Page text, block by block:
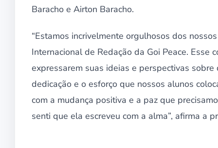
Baracho e Airton Baracho.
“Estamos incrivelmente orgulhosos dos
Internacional de Redação da Goi Peace.
expressarem suas ideias e perspectivas
dedicação e o esforço que nossos alunos
com a mudança positiva e a paz que
senti que ela escreveu com a alma”, afirma a